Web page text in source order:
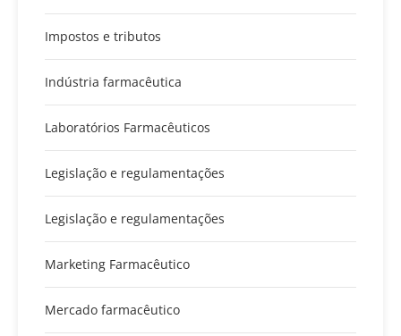
Impostos e tributos
Indústria farmacêutica
Laboratórios Farmacêuticos
Legislação e regulamentações
Legislação e regulamentações
Marketing Farmacêutico
Mercado farmacêutico